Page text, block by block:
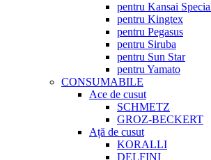
pentru Kansai
pentru Kingtex
pentru Pegasus
pentru Siruba
pentru Sun Star
pentru Yamato
CONSUMABILE
Ace de cusut
SCHMETZ
GROZ-BECKERT
Ață de cusut
KORALLI
DELFINI